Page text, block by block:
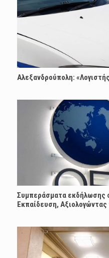
Αλεξανδρούπολη:
Συμπεράσματα εκδήλωσης
Εκπαίδευση,